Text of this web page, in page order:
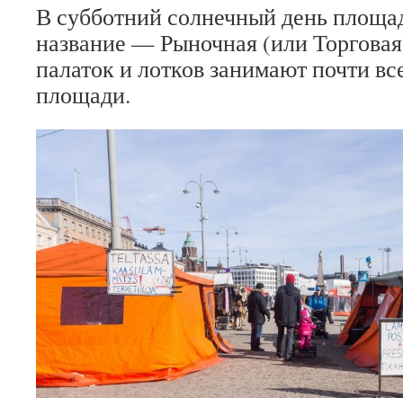
В субботний солнечный день
название — Рыночная (или
палаток и лотков занимают почти
площади.